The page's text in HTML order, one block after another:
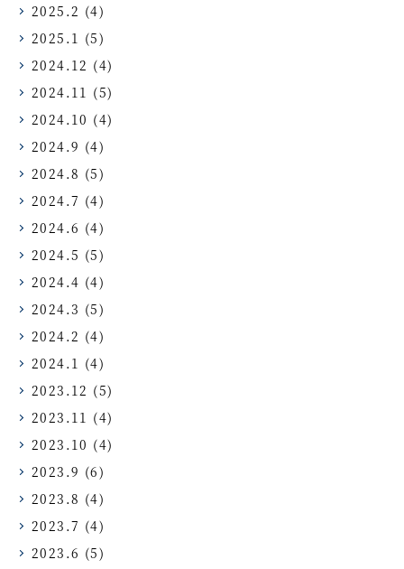
2025.2 (4)
2025.1 (5)
2024.12 (4)
2024.11 (5)
2024.10 (4)
2024.9 (4)
2024.8 (5)
2024.7 (4)
2024.6 (4)
2024.5 (5)
2024.4 (4)
2024.3 (5)
2024.2 (4)
2024.1 (4)
2023.12 (5)
2023.11 (4)
2023.10 (4)
2023.9 (6)
2023.8 (4)
2023.7 (4)
2023.6 (5)